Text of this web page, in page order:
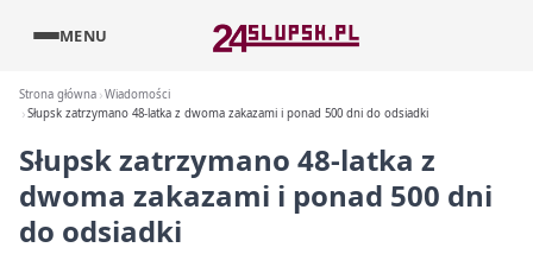
MENU
Strona główna Wiadomości
Słupsk zatrzymano 48-latka z dwoma zakazami i ponad 500 dni do odsiadki
Słupsk zatrzymano 48-latka z
dwoma zakazami i ponad 500 dni
do odsiadki